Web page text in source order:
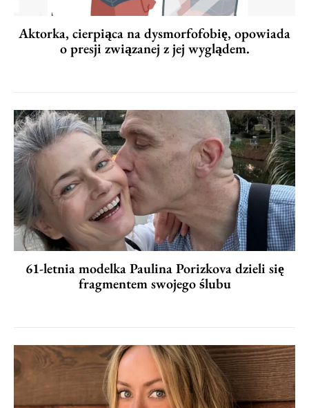
Aktorka, cierpiąca na dysmorfofobię, opowiada
o presji związanej z jej wyglądem.
61-letnia modelka Paulina Porizkova dzieli się
fragmentem swojego ślubu